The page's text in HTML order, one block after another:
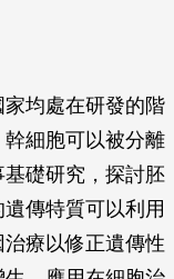
均處在研發的階
細胞可以被分離
礎研究，探討胚
傳特質可以利用
療以修正遺傳性